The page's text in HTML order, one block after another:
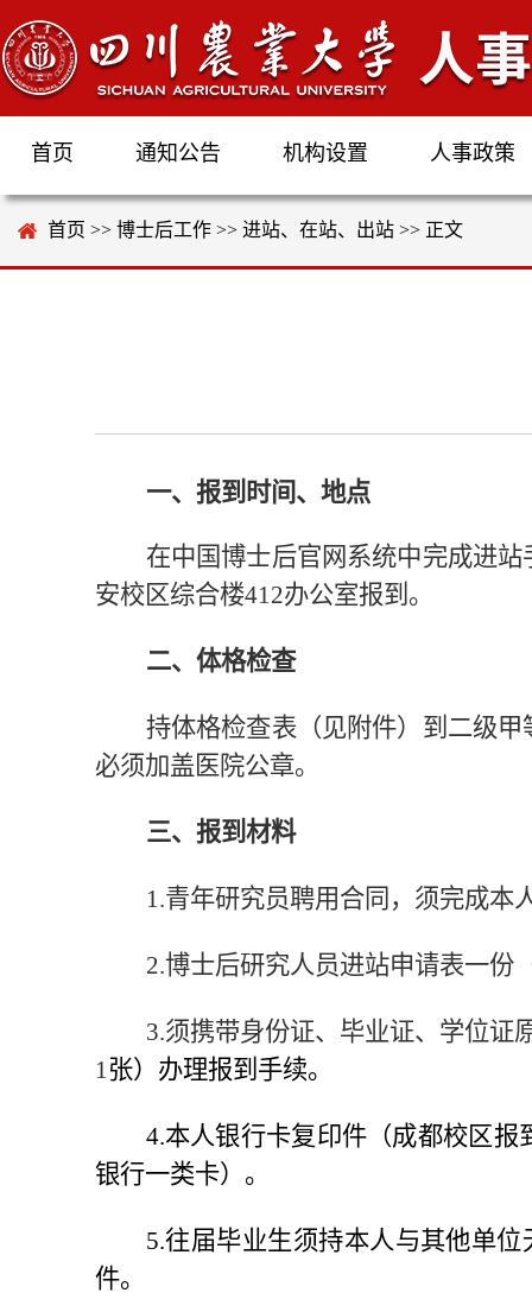
首页 通知公告 机构设置 人事政策
首页 >> 博士后工作 >> 进站、在站、出站 >> 正文
一、 报到时间、地点
在中国博士后官网系统中完成进站
安校区综合楼412办公室报到。
二、体格检查
持体格检查表（见附件）到二级
必须加盖医院公章。
三、报到材料
1.青年研究员聘用合同，须完成本
2.博士后研究人员进站申请表一份
3.须携带身份证、毕业证、学位证
1张）办理报到手续。
4.本人银行卡复印件（成都校区
银行一类卡）。
5.往届毕业生须持本人与其他单
件。